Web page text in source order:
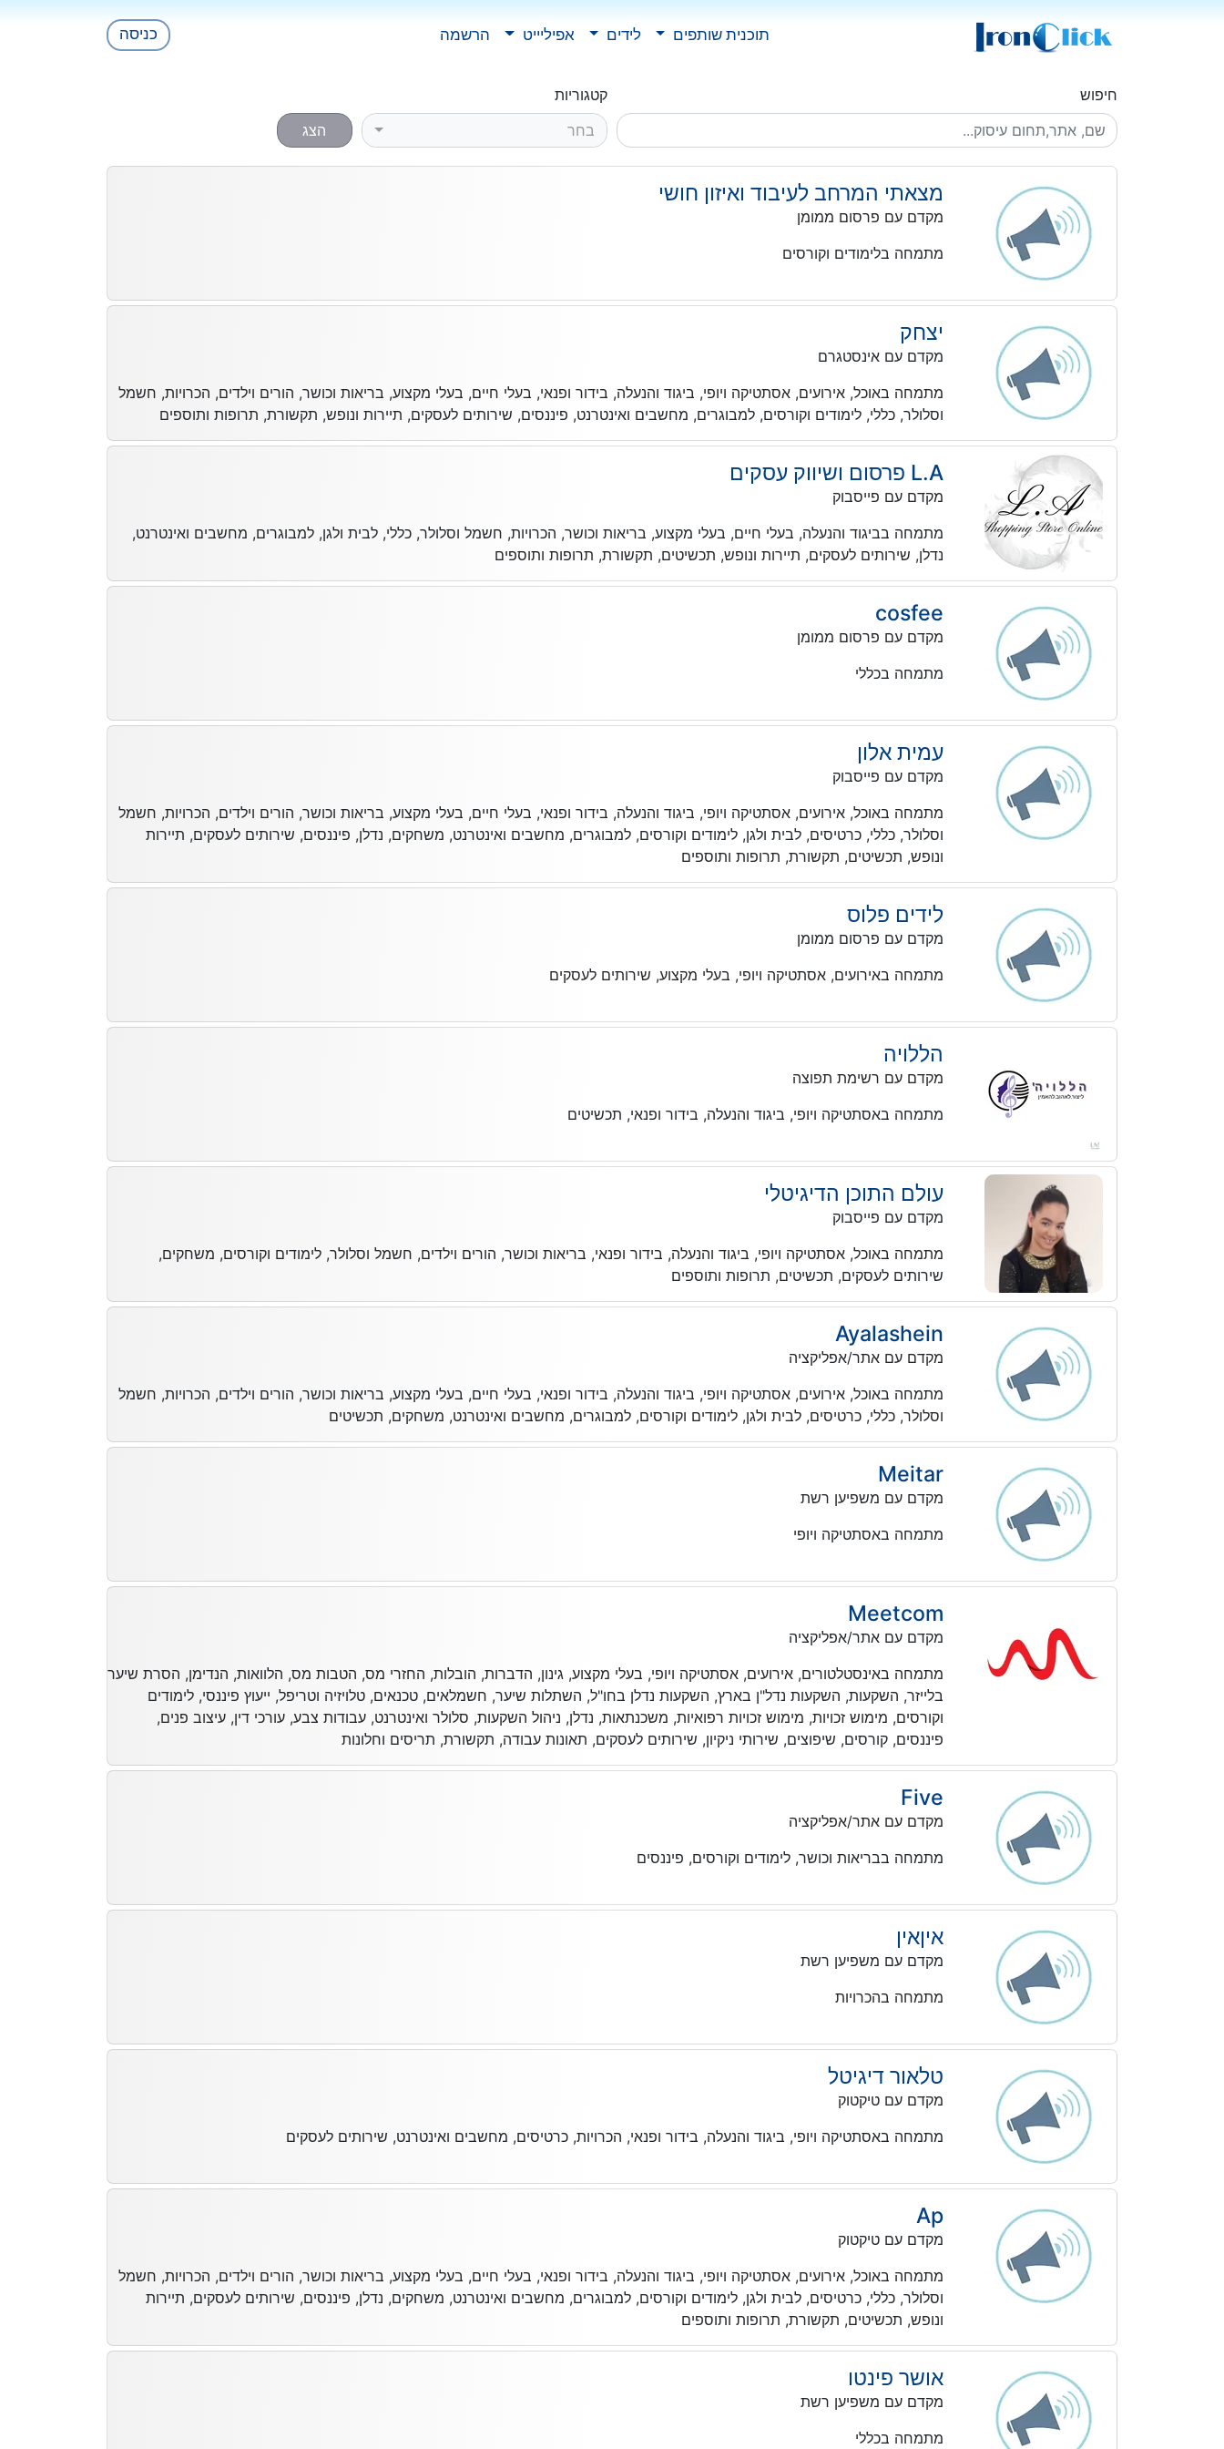
תוכנית שותפים לידים אפיליייט הרשמה כניסה
חיפוש
קטגוריות
בחר
הצג
מצאתי המרחב לעיבוד ואיזון חושי
מקדם עם פרסום ממומן
מתמחה בלימודים וקורסים
יצחק
מקדם עם אינסטגרם
מתמחה באוכל, אירועים, אסתטיקה ויופי, ביגוד והנעלה, בידור ופנאי, בעלי חיים, בעלי מקצוע, בריאות וכושר, הורים וילדים, הכרויות, חשמל
וסלולר, כללי, לימודים וקורסים, למבוגרים, מחשבים ואינטרנט, פיננסים, שירותים לעסקים, תיירות ונופש, תקשורת, תרופות ותוספים
L.A פרסום ושיווק עסקים
מקדם עם פייסבוק
מתמחה בביגוד והנעלה, בעלי חיים, בעלי מקצוע, בריאות וכושר, הכרויות, חשמל וסלולר, כללי, לבית ולגן, למבוגרים, מחשבים ואינטרנט,
נדלן, שירותים לעסקים, תיירות ונופש, תכשיטים, תקשורת, תרופות ותוספים
cosfee
מקדם עם פרסום ממומן
מתמחה בכללי
עמית אלון
מקדם עם פייסבוק
מתמחה באוכל, אירועים, אסתטיקה ויופי, ביגוד והנעלה, בידור ופנאי, בעלי חיים, בעלי מקצוע, בריאות וכושר, הורים וילדים, הכרויות, חשמל
וסלולר, כללי, כרטיסים, לבית ולגן, לימודים וקורסים, למבוגרים, מחשבים ואינטרנט, משחקים, נדלן, פיננסים, שירותים לעסקים, תיירות
ונופש, תכשיטים, תקשורת, תרופות ותוספים
לידים פלוס
מקדם עם פרסום ממומן
מתמחה באירועים, אסתטיקה ויופי, בעלי מקצוע, שירותים לעסקים
הללויה
מקדם עם רשימת תפוצה
מתמחה באסתטיקה ויופי, ביגוד והנעלה, בידור ופנאי, תכשיטים
עולם התוכן הדיגיטלי
מקדם עם פייסבוק
מתמחה באוכל, אסתטיקה ויופי, ביגוד והנעלה, בידור ופנאי, בריאות וכושר, הורים וילדים, חשמל וסלולר, לימודים וקורסים, משחקים,
שירותים לעסקים, תכשיטים, תרופות ותוספים
Ayalashein
מקדם עם אתר/אפליקציה
מתמחה באוכל, אירועים, אסתטיקה ויופי, ביגוד והנעלה, בידור ופנאי, בעלי חיים, בעלי מקצוע, בריאות וכושר, הורים וילדים, הכרויות, חשמל
וסלולר, כללי, כרטיסים, לבית ולגן, לימודים וקורסים, למבוגרים, מחשבים ואינטרנט, משחקים, תכשיטים
Meitar
מקדם עם משפיען רשת
מתמחה באסתטיקה ויופי
Meetcom
מקדם עם אתר/אפליקציה
מתמחה באינסטלטורים, אירועים, אסתטיקה ויופי, בעלי מקצוע, גינון, הדברות, הובלות, החזרי מס, הטבות מס, הלוואות, הנדימן, הסרת שיער
בלייזר, השקעות, השקעות נדל"ן בארץ, השקעות נדלן בחו"ל, השתלות שיער, חשמלאים, טכנאים, טלויזיה וטריפל, ייעוץ פיננסי, לימודים
וקורסים, מימוש זכויות, מימוש זכויות רפואיות, משכנתאות, נדלן, ניהול השקעות, סלולר ואינטרנט, עבודות צבע, עורכי דין, עיצוב פנים,
פיננסים, קורסים, שיפוצים, שירותי ניקיון, שירותים לעסקים, תאונות עבודה, תקשורת, תריסים וחלונות
Five
מקדם עם אתר/אפליקציה
מתמחה בבריאות וכושר, לימודים וקורסים, פיננסים
איןאין
מקדם עם משפיען רשת
מתמחה בהכרויות
טלאור דיגיטל
מקדם עם טיקטוק
מתמחה באסתטיקה ויופי, ביגוד והנעלה, בידור ופנאי, הכרויות, כרטיסים, מחשבים ואינטרנט, שירותים לעסקים
Ap
מקדם עם טיקטוק
מתמחה באוכל, אירועים, אסתטיקה ויופי, ביגוד והנעלה, בידור ופנאי, בעלי חיים, בעלי מקצוע, בריאות וכושר, הורים וילדים, הכרויות, חשמל
וסלולר, כללי, כרטיסים, לבית ולגן, לימודים וקורסים, למבוגרים, מחשבים ואינטרנט, משחקים, נדלן, פיננסים, שירותים לעסקים, תיירות
ונופש, תכשיטים, תקשורת, תרופות ותוספים
אושר פינטו
מקדם עם משפיען רשת
מתמחה בכללי